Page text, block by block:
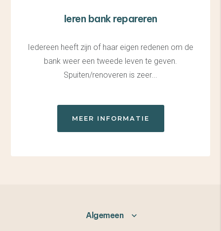
leren bank repareren
Iedereen heeft zijn of haar eigen redenen om de
bank weer een tweede leven te geven.
Spuiten/renoveren is zeer...
MEER INFORMATIE
Algemeen